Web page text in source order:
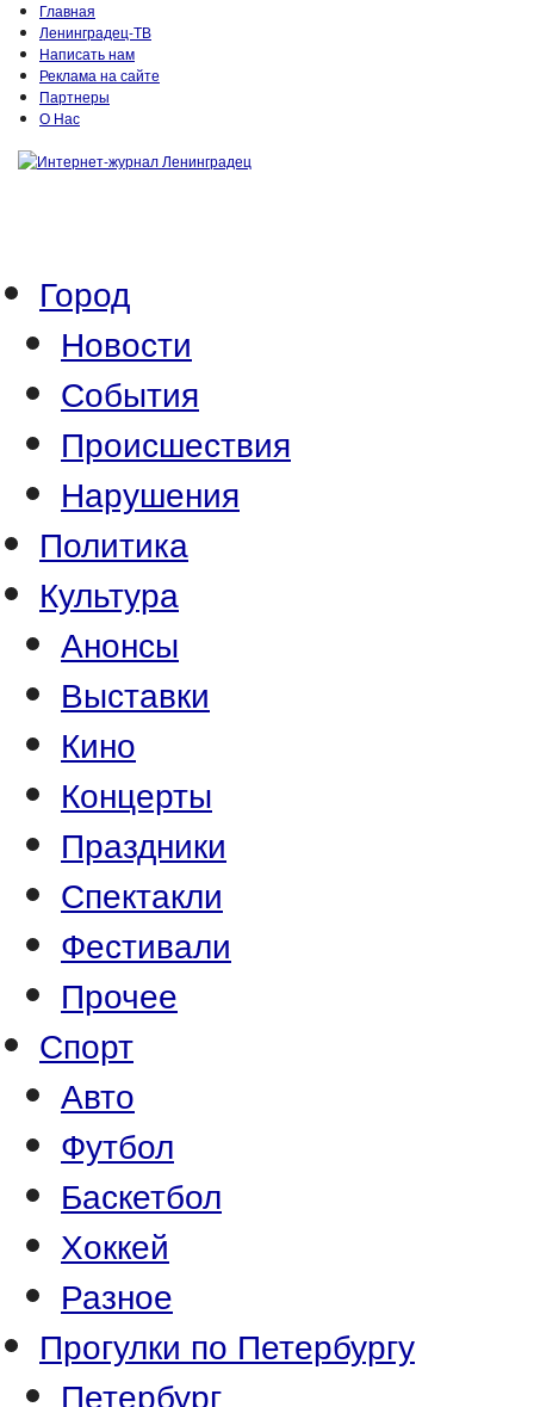
Главная
Ленинградец-ТВ
Написать нам
Реклама на сайте
Партнеры
О Нас
Город
Новости
События
Происшествия
Нарушения
Политика
Культура
Анонсы
Выставки
Кино
Концерты
Праздники
Спектакли
Фестивали
Прочее
Спорт
Авто
Футбол
Баскетбол
Хоккей
Разное
Прогулки по Петербургу
Петербург